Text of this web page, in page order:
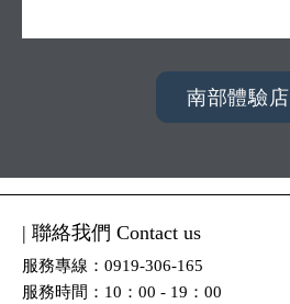
南部體驗店
| 聯絡我們 Contact us
服務專線：0919-306-165
服務時間：10：00 - 19：00